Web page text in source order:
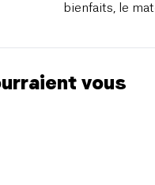
bienfaits, le
vous